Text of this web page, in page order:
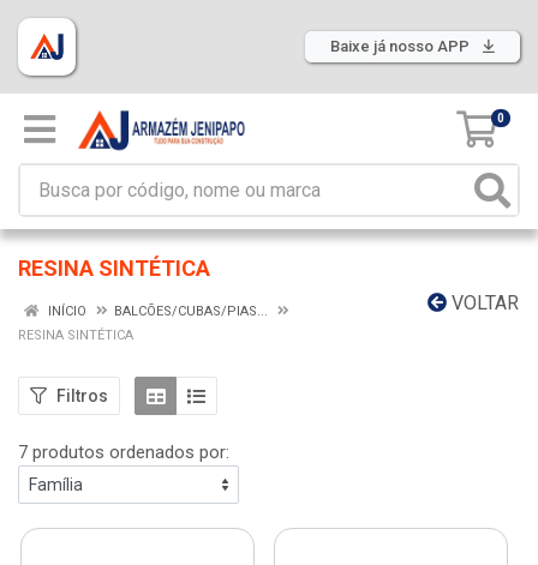
Baixe já nosso APP
0
RESINA SINTÉTICA
VOLTAR
INÍCIO
BALCÕES/CUBAS/PIAS...
RESINA SINTÉTICA
Filtros
7 produtos ordenados por: